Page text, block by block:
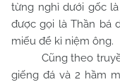
từng nghỉ dưới gốc
được gọi là Thần bá
miếu để kỉ niệm ông.
Cũng theo truyền
giếng đá và 2 hầm